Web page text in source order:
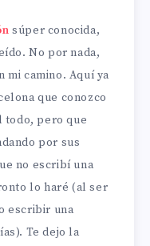
súper conocida,
No por nada,
mi camino. Aquí ya
que conozco
todo, pero que
por sus
no escribí una
lo haré (al ser
escribir una
Te dejo la